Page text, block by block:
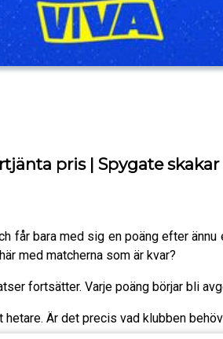
pris | Spygate
bara med sig en poäng efter
med matcherna som är kvar?
fortsätter. Varje poäng börjar bli
Är det precis vad klubben